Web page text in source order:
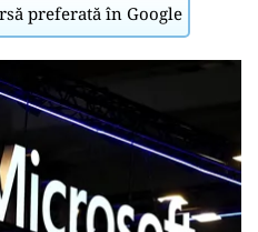
preferată în Google